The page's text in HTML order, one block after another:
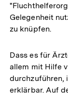
Gelegenheit
zu knüpfen.
Dass es für
allem mit Hilfe
durchzuführen,
erklärbar. Auf